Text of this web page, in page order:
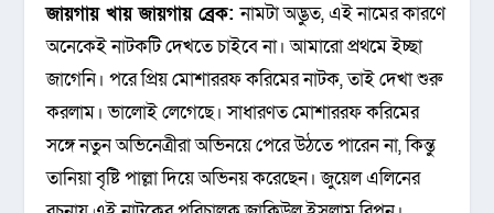
জায়গায় খায় জায়গায় ব্রেক:নামটা অদ্ভুত, এই নামের কারণে
অনেকেই নাটকটি দেখতে চাইবে না। আমারো প্রথমে ইচ্ছা
জাগেনি। পরে প্রিয় মোশাররফ করিমের নাটক, তাই দেখা শুরু
করলাম। ভালোই লেগেছে। সাধারণত মোশাররফ করিমের
সঙ্গে নতুন অভিনেত্রীরা অভিনয়ে পেরে উঠতে পারেন না, কিন্তু
তানিয়া বৃষ্টি পাল্লা দিয়ে অভিনয় করেছেন। জুয়েল এলিনের